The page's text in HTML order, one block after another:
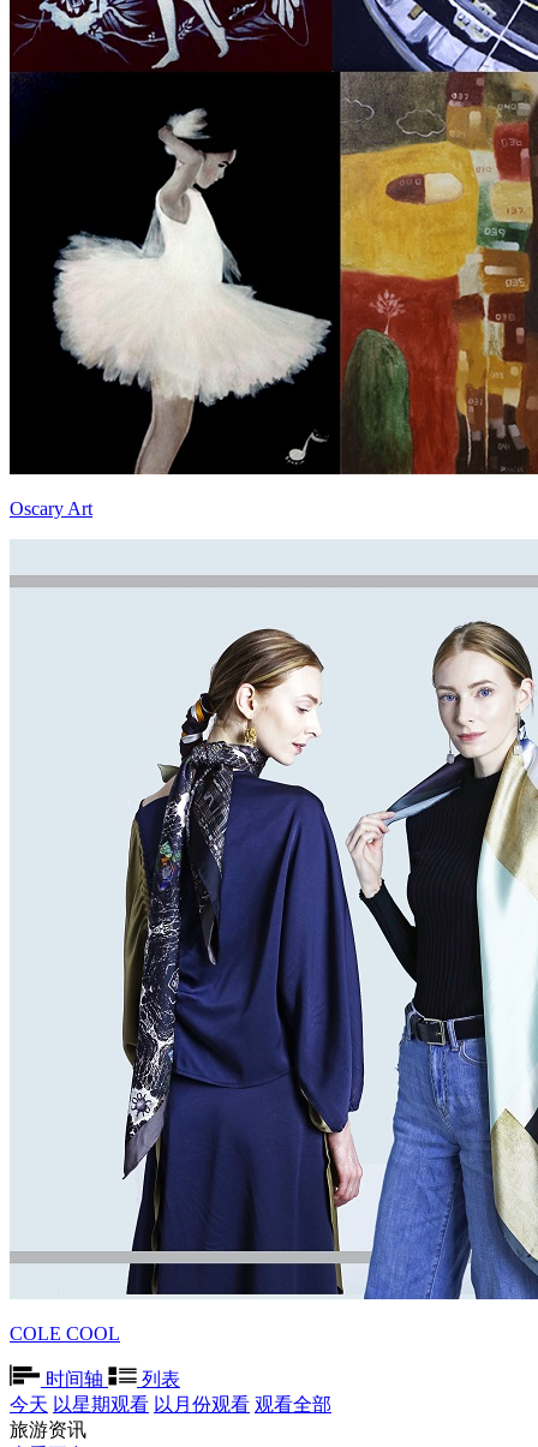
Oscary Art
COLE COOL
时间轴
列表
今天 以星期观看 以月份观看 观看全部
旅游资讯